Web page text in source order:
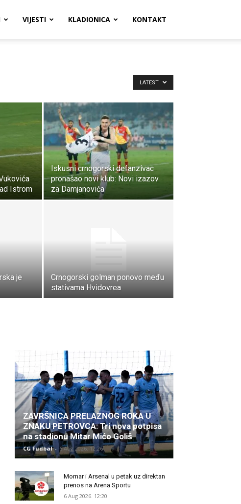
VIJESTI KLADIONICA KONTAKT
LATEST
Istrom
Iskusni crnogorski defanzivac
pronašao novi klub: Novi izazov
za Damjanovića
je
Crnogorski golman ponovo među
stativama Hvidovrea
ZAVRŠNICA PRELAZNOG ROKA U
ZNAKU PETROVCA: Tri nova potpisa
na stadionu Mitar Mićo Goliš
CG Fudbal - 6 Aug 2026. 12:26
Mornar i Arsenal u petak uz direktan
prenos na Arena Sportu
6 Aug 2026. 12:20